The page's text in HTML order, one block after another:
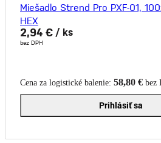
Miešadlo Strend Pro PXF-01,
HEX
2,94 € / ks
bez DPH
Cena za logistické balenie: 58,80 € bez
Prihlásiť sa